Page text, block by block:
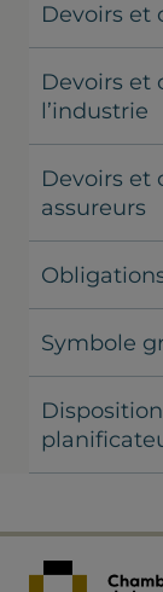
Devoirs et
Devoirs et
l’industrie
Devoirs et
assureurs
Symbole